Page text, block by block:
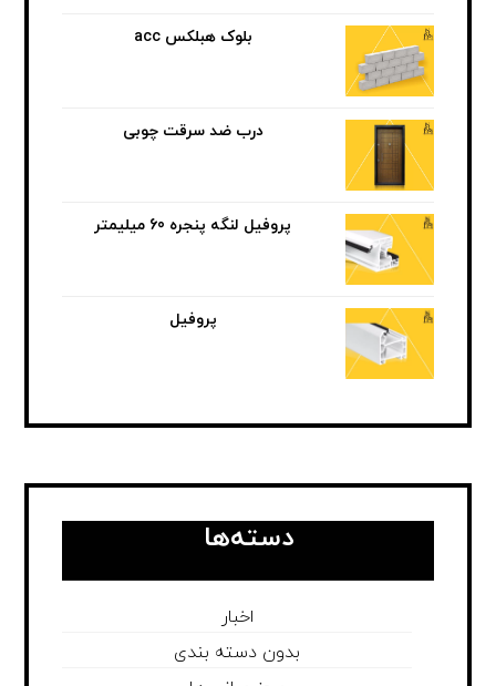
بلوک هبلکس acc
درب ضد سرقت چوبی
پروفیل لنگه پنجره 60 میلیمتر
پروفیل
دسته‌ها
اخبار
بدون دسته بندی